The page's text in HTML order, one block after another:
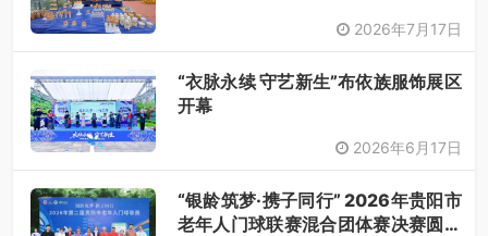
2026年7月17日
“衣脉永续 守艺新生”布依族服饰展区
开幕
2026年6月17日
“银龄筑梦·携子同行” 2026年贵阳市
老年人门球联赛混合团体赛决赛圆满